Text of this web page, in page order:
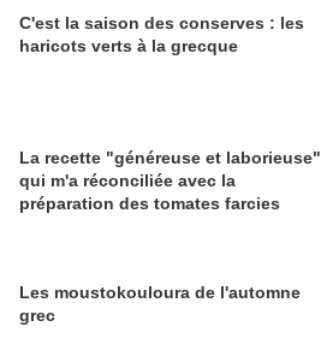
C'est la saison des conserves : les
haricots verts à la grecque
La recette "généreuse et laborieuse"
qui m'a réconciliée avec la
préparation des tomates farcies
Les moustokouloura de l'automne
grec